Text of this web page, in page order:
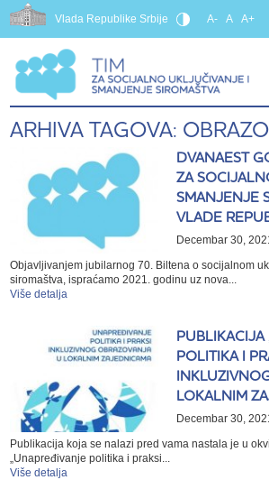
Vlada Republike Srbije A- A A+
ARHIVA TAGOVA:
DVANAEST
ZA
SMANJENJE
VLADE
Decembar 30,
Objavljivanjem jubilarnog 70. Biltena o socijalnom
siromaštva, ispraćamo 2021. godinu uz nova...
Više detalja
POLITIKA I
LOKALNIM
Decembar 30,
Publikacija koja se nalazi pred vama nastala je u
„Unapređivanje politika i praksi...
Više detalja